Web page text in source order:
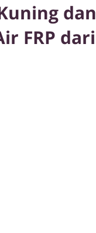
dan
FRP dari